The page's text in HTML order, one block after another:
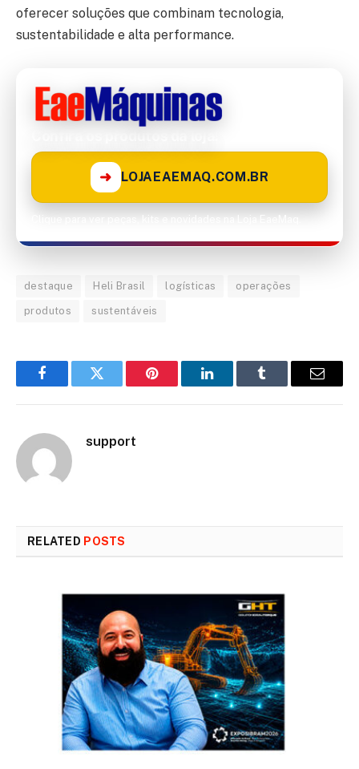
oferecer soluções que combinam tecnologia,
sustentabilidade e alta performance.
➜ LOJAEAEMAQ.COM.BR
destaque Heli Brasil logísticas operações
produtos sustentáveis
FacebookTwitter Pinterest LinkedInTumblr Email
support
RELATED POSTS